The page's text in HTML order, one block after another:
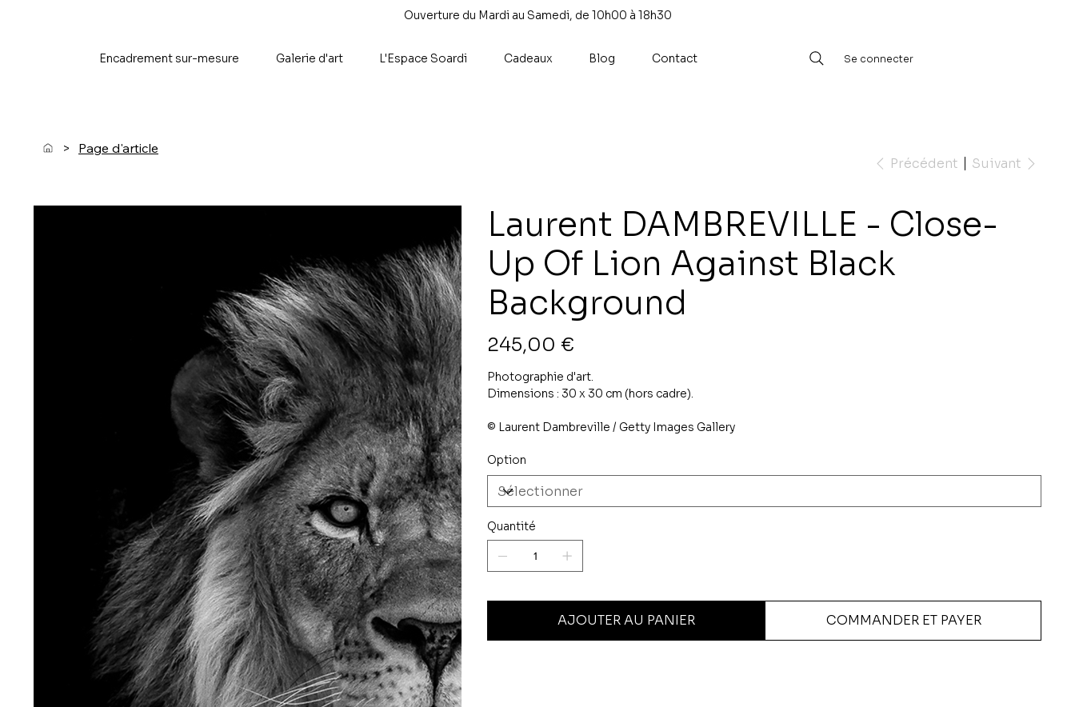
Ouverture du Mardi au Samedi, de 10h00 à 18h30
Encadrement sur-mesure Galerie d'art L'Espace Soardi Cadeaux Blog Contact Se connecter
Précédent Suivant
Laurent DAMBREVILLE - Close-
Up Of Lion Against Black
Background
Prix
245,00 €
Photographie d'art.
Dimensions : 30 x 30 cm (hors cadre).
© Laurent Dambreville / Getty Images Gallery
Option
Quantité
AJOUTER AU PANIER COMMANDER ET PAYER
> Page d'article